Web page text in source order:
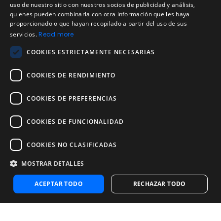
Aviso de privacidad
Política de cookies
Política de devoluciones
Acuerdo de licencia de usuario
Aviso legal
Política de uso aceptable
Empresa
Acerca de nosotros
Blog
Pruebas de confiabilidad y validez
Pruebas
Contáctenos
Contáctenos
Contactar con ventas
Noosa Labs Inc – Las Vegas, NV, USA
SPANISH
uso de nuestro sitio con nuestros socios de publicidad y análisis,
quienes pueden combinarla con otra información que les haya
proporcionado o que hayan recopilado a partir del uso de sus
servicios.Read more
COOKIES ESTRICTAMENTE NECESARIAS
COOKIES DE RENDIMIENTO
COOKIES DE PREFERENCIAS
COOKIES DE FUNCIONALIDAD
COOKIES NO CLASIFICADAS
MOSTRAR DETALLES
ACEPTAR TODO RECHAZAR TODO